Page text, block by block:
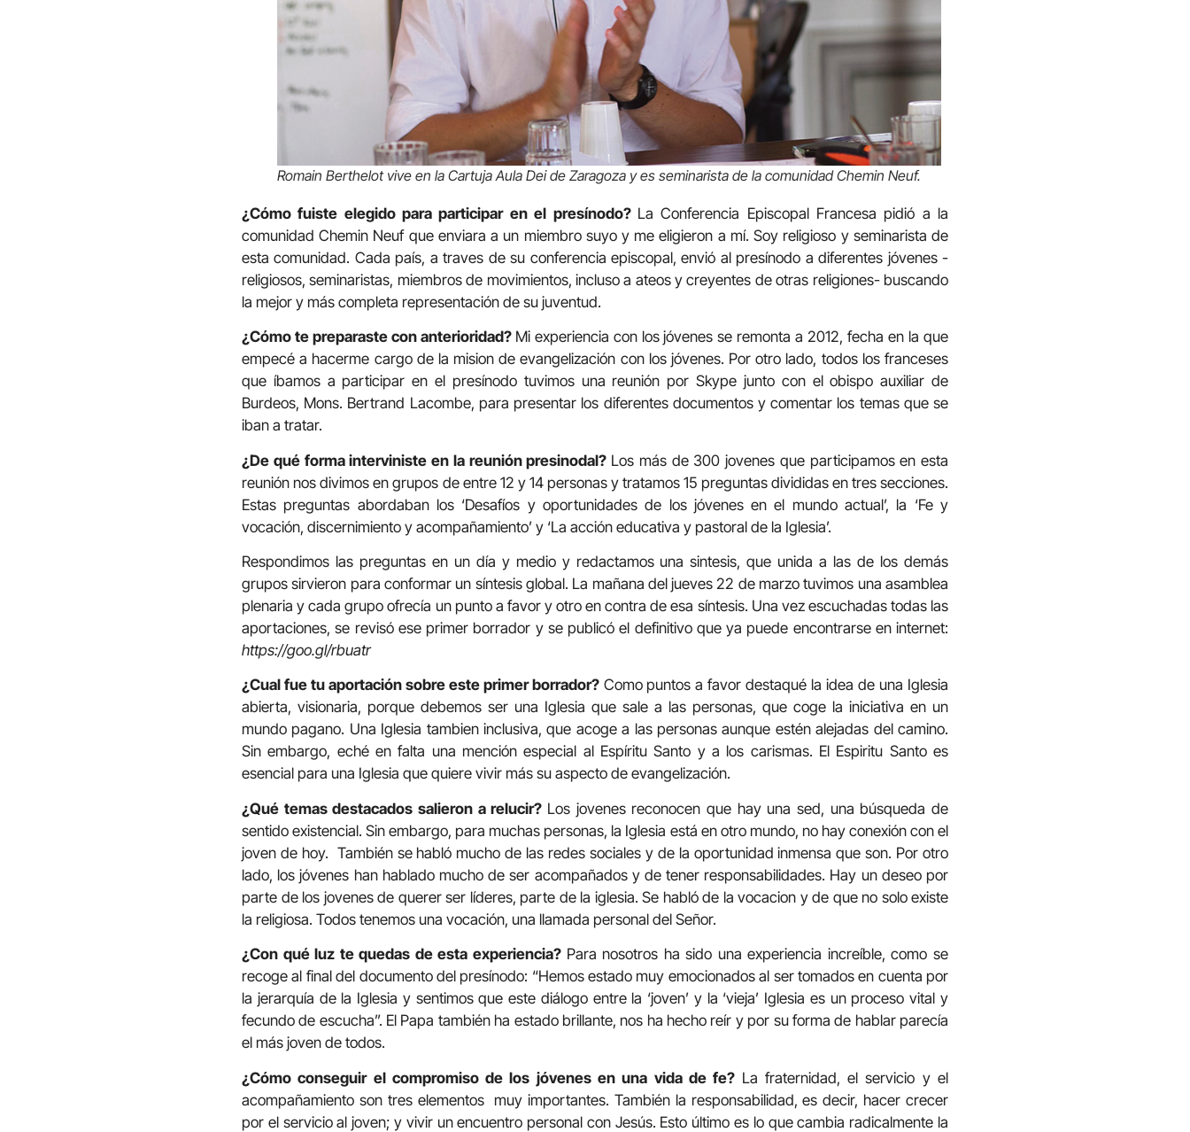
Romain Berthelot vive en la Cartuja Aula Dei de Zaragoza y es seminarista de la comunidad Chemin Neuf.
¿Cómo fuiste elegido para participar en el presínodo? La Conferencia Episcopal Francesa pidió a la
comunidad Chemin Neuf que enviara a un miembro suyo y me eligieron a mí. Soy religioso y seminarista de
esta comunidad. Cada país, a traves de su conferencia episcopal, envió al presínodo a diferentes jóvenes -
religiosos, seminaristas, miembros de movimientos, incluso a ateos y creyentes de otras religiones- buscando
la mejor y más completa representación de su juventud.
¿Cómo te preparaste con anterioridad? Mi experiencia con los jóvenes se remonta a 2012, fecha en la que
empecé a hacerme cargo de la mision de evangelización con los jóvenes. Por otro lado, todos los franceses
que íbamos a participar en el presínodo tuvimos una reunión por Skype junto con el obispo auxiliar de
Burdeos, Mons. Bertrand Lacombe, para presentar los diferentes documentos y comentar los temas que se
iban a tratar.
¿De qué forma interviniste en la reunión presinodal? Los más de 300 jovenes que participamos en esta
reunión nos divimos en grupos de entre 12 y 14 personas y tratamos 15 preguntas divididas en tres secciones.
Estas preguntas abordaban los ‘Desafíos y oportunidades de los jóvenes en el mundo actual’, la ‘Fe y
vocación, discernimiento y acompañamiento’ y ‘La acción educativa y pastoral de la Iglesia’.
Respondimos las preguntas en un día y medio y redactamos una sintesis, que unida a las de los demás
grupos sirvieron para conformar un síntesis global. La mañana del jueves 22 de marzo tuvimos una asamblea
plenaria y cada grupo ofrecía un punto a favor y otro en contra de esa síntesis. Una vez escuchadas todas las
aportaciones, se revisó ese primer borrador y se publicó el definitivo que ya puede encontrarse en internet:
https://goo.gl/rbuatr
¿Cual fue tu aportación sobre este primer borrador?Como puntos a favor destaqué la idea de una Iglesia
abierta, visionaria, porque debemos ser una Iglesia que sale a las personas, que coge la iniciativa en un
mundo pagano. Una Iglesia tambien inclusiva, que acoge a las personas aunque estén alejadas del camino.
Sin embargo, eché en falta una mención especial al Espíritu Santo y a los carismas. El Espiritu Santo es
esencial para una Iglesia que quiere vivir más su aspecto de evangelización.
¿Qué temas destacados salieron a relucir? Los jovenes reconocen que hay una sed, una búsqueda de
sentido existencial. Sin embargo, para muchas personas, la Iglesia está en otro mundo, no hay conexión con el
joven de hoy. También se habló mucho de las redes sociales y de la oportunidad inmensa que son. Por otro
lado, los jóvenes han hablado mucho de ser acompañados y de tener responsabilidades. Hay un deseo por
parte de los jovenes de querer ser líderes, parte de la iglesia. Se habló de la vocacion y de que no solo existe
la religiosa. Todos tenemos una vocación, una llamada personal del Señor.
¿Con qué luz te quedas de esta experiencia? Para nosotros ha sido una experiencia increíble, como se
recoge al final del documento del presínodo: “Hemos estado muy emocionados al ser tomados en cuenta por
la jerarquía de la Iglesia y sentimos que este diálogo entre la ‘joven’ y la ‘vieja’ Iglesia es un proceso vital y
fecundo de escucha”. El Papa también ha estado brillante, nos ha hecho reír y por su forma de hablar parecía
el más joven de todos.
¿Cómo conseguir el compromiso de los jóvenes en una vida de fe? La fraternidad, el servicio y el
acompañamiento son tres elementos
muy importantes. También la responsabilidad, es decir, hacer crecer
por el servicio al joven; y vivir un encuentro personal con Jesús. Esto último es lo que cambia radicalmente la